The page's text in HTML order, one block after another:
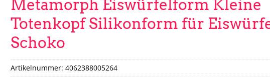
Metamorph Eiswürfelform Kleine
Totenkopf Silikonform für
Schoko
Artikelnummer: 4062388005264